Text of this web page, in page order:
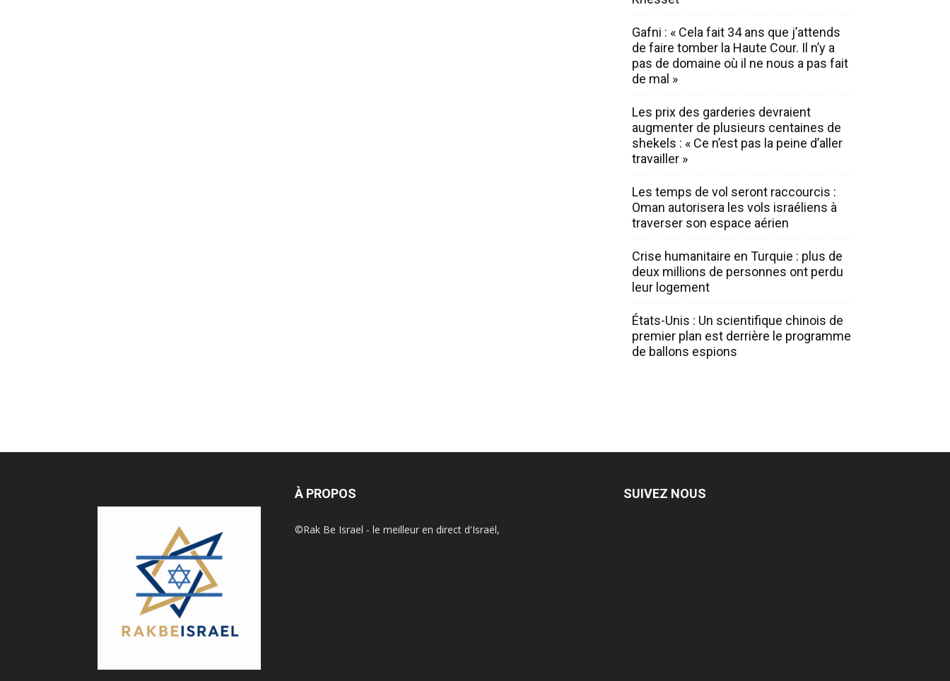
Gafni : « Cela fait 34 ans que j’attends
de faire tomber la Haute Cour. Il n’y a
pas de domaine où il ne nous a pas fait
de mal »
Les prix des garderies devraient
augmenter de plusieurs centaines de
shekels : « Ce n’est pas la peine d’aller
travailler »
Les temps de vol seront raccourcis :
Oman autorisera les vols israéliens à
traverser son espace aérien
Crise humanitaire en Turquie : plus de
deux millions de personnes ont perdu
leur logement
États-Unis : Un scientifique chinois de
premier plan est derrière le programme
de ballons espions
À PROPOS
©Rak Be Israel - le meilleur en direct d'Israël,
SUIVEZ NOUS